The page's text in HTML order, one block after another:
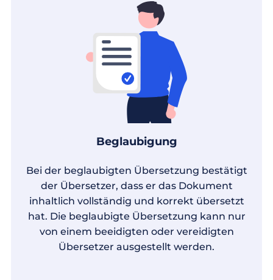
Beglaubigung
Bei der beglaubigten Übersetzung bestätigt
der Übersetzer, dass er das Dokument
inhaltlich vollständig und korrekt übersetzt
hat. Die beglaubigte Übersetzung kann nur
von einem beeidigten oder vereidigten
Übersetzer ausgestellt werden.